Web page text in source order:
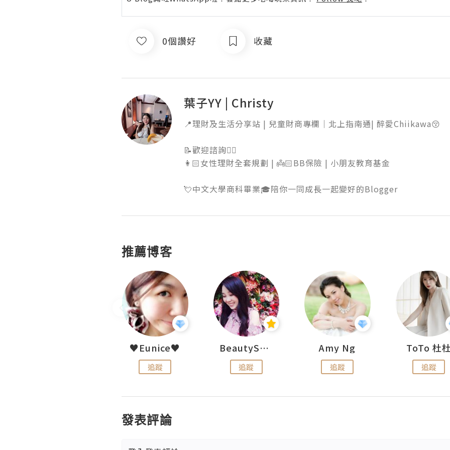
0個讚好 收藏
葉子YY | Christy
📍理財及生活分享站 | 兒童財商專欄｜北上指南通| 醉愛Chiikawa😚
📝歡迎諮詢👉🏻
👩🏻女性理財全套規劃 | 👼🏻BB保險 | 小朋友教育基金
💘中文大學商科畢業🎓陪你一同成長一起變好的Blogger
推薦博客
♥Eunice♥
追蹤
BeautySearch
追蹤
Amy Ng
追蹤
ToTo 杜
追蹤
發表評論